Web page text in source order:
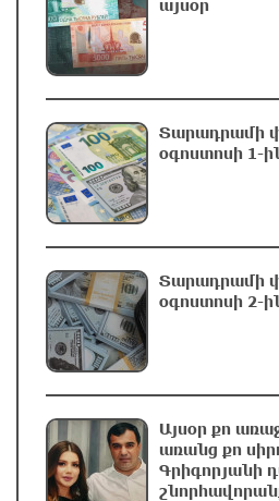
8-ամյա Մոնթե
Քոսակյանը
գագաթը
Վթար Լոռու
վարորդին դուրս են
Երևանում
UFC 331 մրցաշարում
մենամարտի
բացահայտվել է
այսօր
Տարադրամի
օգոստոսի 1-
Տարադրամի
օգոստոսի 2-
Այսօր քո
առանց քո
Գրիգորյանի